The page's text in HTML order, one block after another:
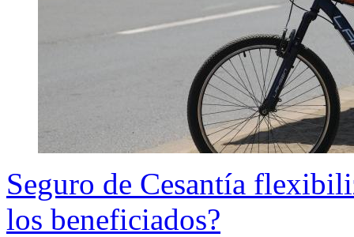
Seguro de Cesantía
los beneficiados?